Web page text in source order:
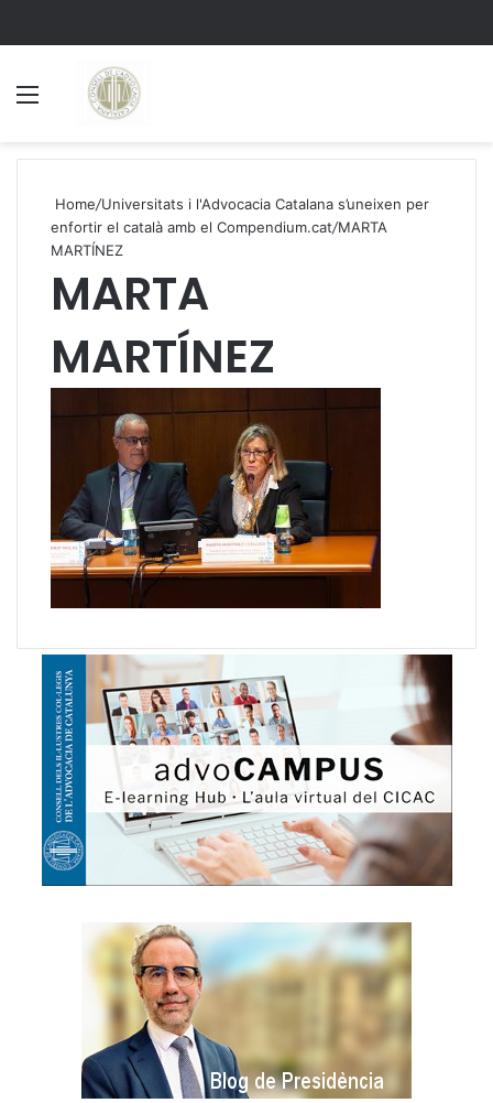
Home/Universitats i l'Advocacia Catalana s’uneixen per
enfortir el català amb el Compendium.cat/MARTA
MARTÍNEZ
MARTA
MARTÍNEZ